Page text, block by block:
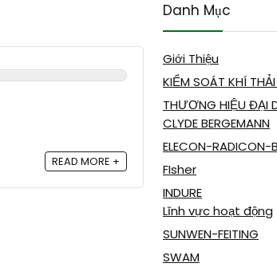
READ MORE +
Danh Mục
Giới Thiệu
KIỂM SOÁT KHÍ
THƯƠNG HIỆU ĐẠI
CLYDE BERGEMANN
ELECON-RADICON-
FIsher
INDURE
Lĩnh vực hoạt động
SUNWEN-FEITING
SWAM